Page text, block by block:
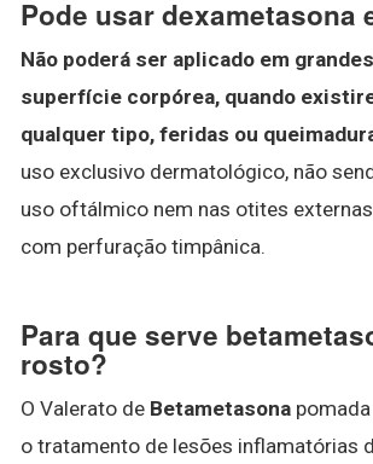
Pode usar dexametasona
Não poderá ser aplicado em
superfície corpórea, quando
qualquer tipo, feridas ou
uso exclusivo dermatológico, não
uso oftálmico nem nas otites
com perfuração timpânica.
Para que serve
rosto?
O Valerato de Betametasona
o tratamento de lesões inflamatórias